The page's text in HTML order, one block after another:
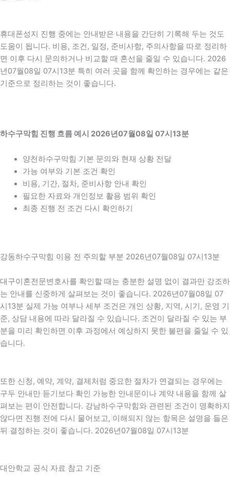
휴대폰성지 진행 중에는 안내받은 내용을 간단히 기록해 두는 것도
도움이 됩니다. 비용, 조건, 일정, 준비사항, 주의사항을 따로 정리하
면 이후 다시 문의하거나 비교할 때 혼선을 줄일 수 있습니다. 2026
년07월08일 07시13분 특히 여러 곳을 함께 확인하는 경우에는 같은
기준으로 정리하는 것이 좋습니다.
하수구막힘 진행 흐름 예시 2026년07월08일 07시13분
양천하수구막힘 기본 문의와 현재 상황 전달
가능 여부와 기본 조건 확인
비용, 기간, 절차, 준비사항 안내 확인
필요한 자료와 개인정보 활용 범위 확인
최종 진행 전 조건 다시 확인하기
강동하수구막힘 이용 전 주의할 부분 2026년07월08일 07시13분
대구이혼전문변호사를 확인할 때는 충분한 설명 없이 결과만 강조하
는 안내를 신중하게 살펴보는 것이 좋습니다. 2026년07월08일 07
시13분 실제 가능 여부나 세부 조건은 개인 상황, 지역, 시기, 운영 기
준, 상담 내용에 따라 달라질 수 있습니다. 조건이 달라질 수 있는 부
분을 미리 확인하면 이후 과정에서 예상하지 못한 불편을 줄일 수 있
습니다.
또한 신청, 예약, 계약, 결제처럼 중요한 절차가 연결되는 경우에는
구두 안내만 듣기보다 확인 가능한 안내문이나 계약 내용을 함께 살
펴보는 편이 안전합니다. 강남하수구막힘와 관련된 조건이 명확하지
않다면 진행 전에 다시 물어보고, 이해되지 않는 항목은 설명을 들은
뒤 결정하는 것이 좋습니다. 2026년07월08일 07시13분
대안학교 공식 자료 참고 기준